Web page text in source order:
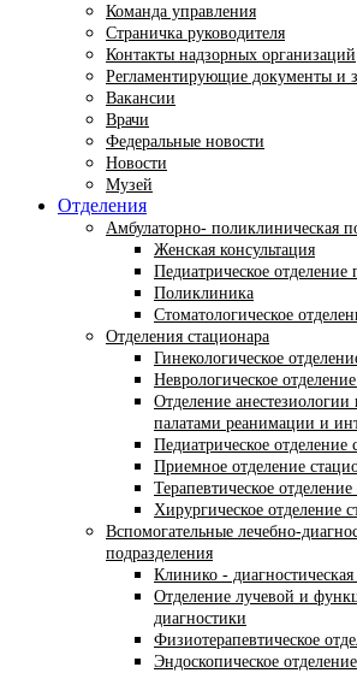
Команда управления
Страничка руководителя
Контакты надзорных организаций
Регламентирующие документы и
Вакансии
Врачи
Федеральные новости
Новости
Музей
Отделения
Амбулаторно- поликлиническая
Женская консультация
Педиатрическое
Поликлиника
Стоматологическое
Отделения стационара
Гинекологическое
Неврологическое
Отделение
палатами реанимации и
Педиатрическое отделение
Приемное отделение
Терапевтическое
Хирургическое отделение
Вспомогательные лечебно-
подразделения
Клинико - диагностическая
Отделение лучевой и
диагностики
Физиотерапевтическое
Эндоскопическое отделение